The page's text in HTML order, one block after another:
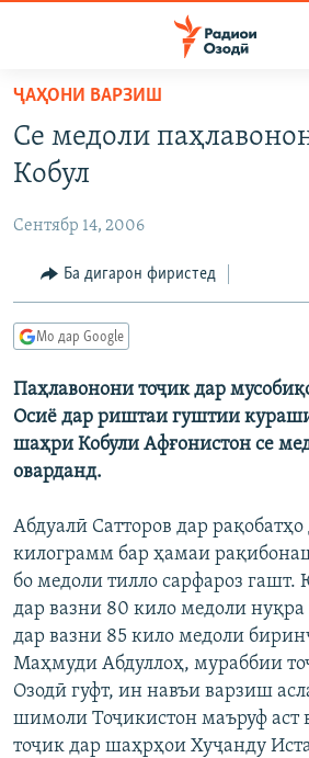
Ҷаҳиш
мояи
аслӣ
ба
Ҷаҳиш
СИЁСАТ
ҶОМЕА
ҚАЗИЯИ "КРОКУС"
ФАРҲАНГ
МЕҲМОНИ ОЗОДӢ
ВАРЗИШ
ГАПИ ОЗОД
РӮЗГОРИ МУҲОҶИР
САЛОМ, ХОҲАР
ТАҲҚИҚОТ
НАЗАРИ МАРДУМ
БЛОГИСТОН
ОЗОДӢ ОНЛАЙН
ЧАНДРАСОНАӢ
ВИДЕО
НИГОРИСТОН
РӮЙХАТҲО
КИТОБҲОИ ОЗОДӢ
Русский
ПАЙГИРӢ КУНЕД
Ҳамаи сомонаҳои RFE/RL
ҶАҲОНИ ВАРЗИШ
Се медоли
Кобул
Сентябр 14, 2006
Ба дигарон фиристед
Мо дар Google
Паҳлавонони тоҷик дар
Осиё дар риштаи гуштии
шаҳри Кобули Афғонистон се
оварданд.
Абдуалӣ Сатторов дар рақобатҳо
килограмм бар ҳамаи
бо медоли тилло сарфароз
дар вазни 80 кило медоли нуқра
дар вазни 85 кило медоли
Маҳмуди Абдуллоҳ, мураббии
Озодӣ гуфт, ин навъи варзиш
шимоли Тоҷикистон маъруф аст
тоҷик дар шаҳрҳои Хуҷанду